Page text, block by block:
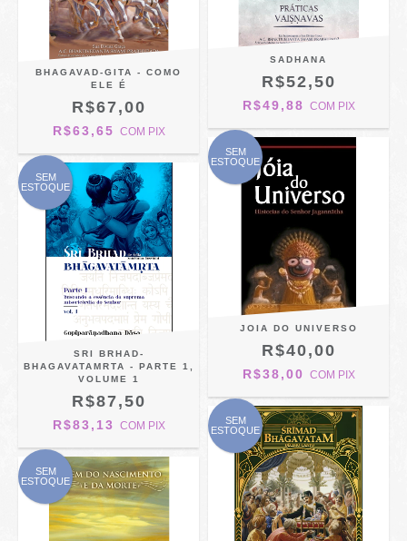
BHAGAVAD-GITA - COMO
ELE É
R$67,00
R$63,65 COM PIX
SADHANA
R$52,50
R$49,88 COM PIX
SEM
ESTOQUE
SRI BRHAD-
BHAGAVATAMRTA - PARTE 1,
VOLUME 1
R$87,50
R$83,13 COM PIX
SEM
ESTOQUE
JOIA DO UNIVERSO
R$40,00
R$38,00 COM PIX
SEM
ESTOQUE
SEM
ESTOQUE